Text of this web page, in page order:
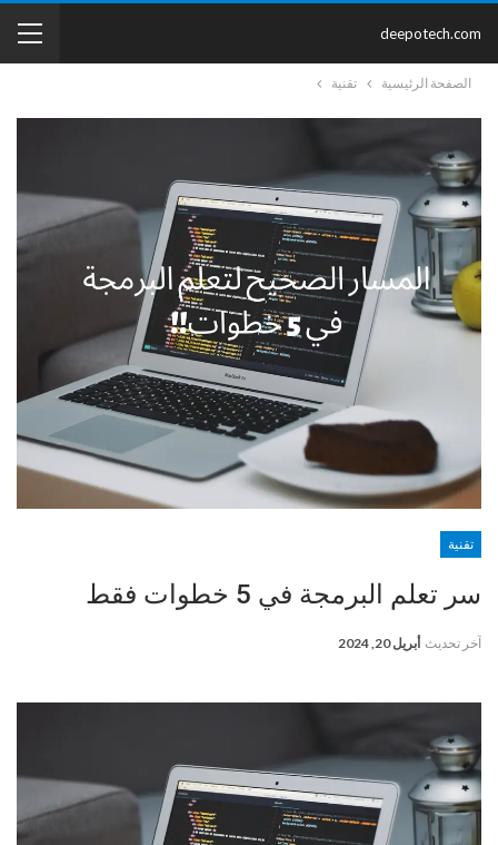
deepotech.com
الصفحة الرئيسية تقنية
تقنية
سر تعلم البرمجة في 5 خطوات فقط
آخر تحديث أبريل 20, 2024